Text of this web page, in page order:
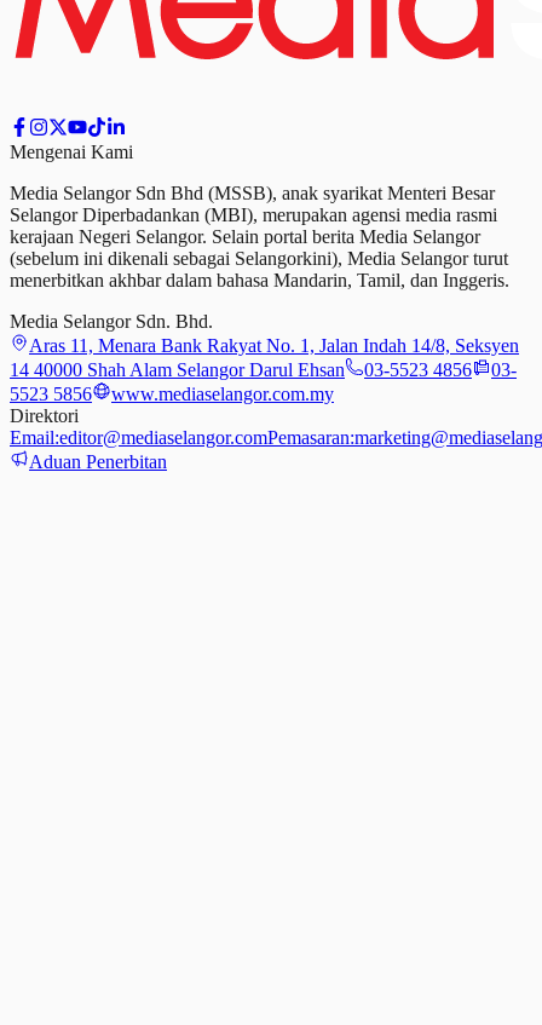
Mengenai Kami
Media Selangor Sdn Bhd (MSSB), anak syarikat Menteri Besar
Selangor Diperbadankan (MBI), merupakan agensi media rasmi
kerajaan Negeri Selangor. Selain portal berita Media Selangor
(sebelum ini dikenali sebagai Selangorkini), Media Selangor turut
menerbitkan akhbar dalam bahasa Mandarin, Tamil, dan Inggeris.
Media Selangor Sdn. Bhd.
Aras 11, Menara Bank Rakyat No. 1, Jalan Indah 14/8, Seksyen
14 40000 Shah Alam Selangor Darul Ehsan
03-5523 4856
03-
5523 5856
www.mediaselangor.com.my
Direktori
Email:editor@mediaselangor.comPemasaran:
Aduan Penerbitan